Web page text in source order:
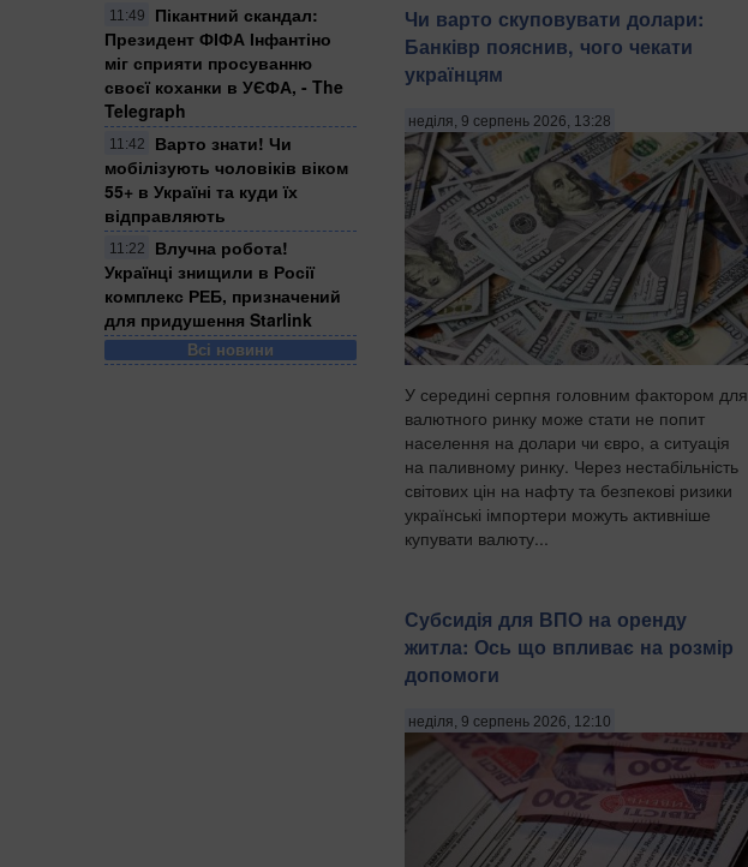
11:49
Пікантний скандал:
Президент ФІФА Інфантіно
міг сприяти просуванню
своєї коханки в УЄФА, - The
Telegraph
11:42
Варто знати! Чи
мобілізують чоловіків віком
55+ в Україні та куди їх
відправляють
11:22
Влучна робота!
Українці знищили в Росії
комплекс РЕБ, призначений
для придушення Starlink
Всі новини
Чи варто скуповувати долари:
Банківр пояснив, чого чекати
українцям
неділя, 9 серпень 2026, 13:28
У середині серпня головним фактором для
валютного ринку може стати не попит
населення на долари чи євро, а ситуація
на паливному ринку. Через нестабільність
світових цін на нафту та безпекові ризики
українські імпортери можуть активніше
купувати валюту...
Субсидія для ВПО на оренду
житла: Ось що впливає на розмір
допомоги
неділя, 9 серпень 2026, 12:10